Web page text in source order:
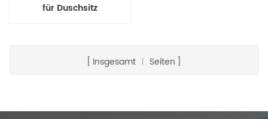
für Duschsitz
Insgesamt 1 Seiten